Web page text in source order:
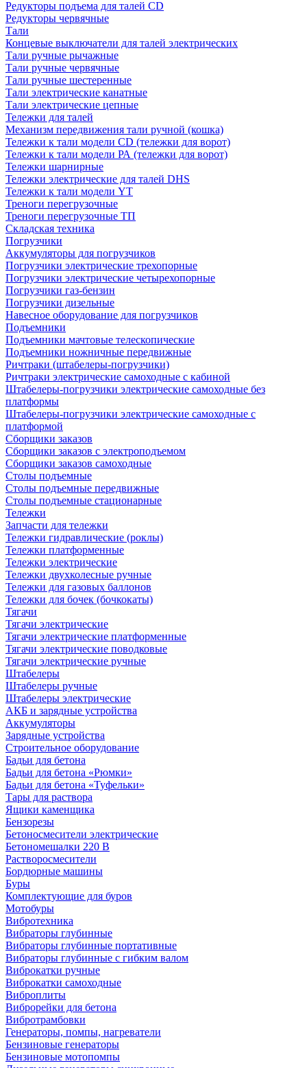
Редукторы подъема для талей CD
Редукторы червячные
Тали
Концевые выключатели для талей электрических
Тали ручные рычажные
Тали ручные червячные
Тали ручные шестеренные
Тали электрические канатные
Тали электрические цепные
Тележки для талей
Механизм передвижения тали ручной (кошка)
Тележки к тали модели CD (тележки для ворот)
Тележки к тали модели РА (тележки для ворот)
Тележки шарнирные
Тележки электрические для талей DHS
Тележки к тали модели YT
Треноги перегрузочные
Треноги перегрузочные ТП
Складская техника
Погрузчики
Аккумуляторы для погрузчиков
Погрузчики электрические трехопорные
Погрузчики электрические четырехопорные
Погрузчики газ-бензин
Погрузчики дизельные
Навесное оборудование для погрузчиков
Подъемники
Подъемники мачтовые телескопические
Подъемники ножничные передвижные
Ричтраки (штабелеры-погрузчики)
Ричтраки электрические самоходные с кабиной
Штабелеры-погрузчики электрические самоходные без
платформы
Штабелеры-погрузчики электрические самоходные с
платформой
Сборщики заказов
Сборщики заказов с электроподъемом
Сборщики заказов самоходные
Столы подъемные
Столы подъемные передвижные
Столы подъемные стационарные
Тележки
Запчасти для тележки
Тележки гидравлические (роклы)
Тележки платформенные
Тележки электрические
Тележки двухколесные ручные
Тележки для газовых баллонов
Тележки для бочек (бочкокаты)
Тягачи
Тягачи электрические
Тягачи электрические платформенные
Тягачи электрические поводковые
Тягачи электрические ручные
Штабелеры
Штабелеры ручные
Штабелеры электрические
АКБ и зарядные устройства
Аккумуляторы
Зарядные устройства
Строительное оборудование
Бадьи для бетона
Бадьи для бетона «Рюмки»
Бадьи для бетона «Туфельки»
Тары для раствора
Ящики каменщика
Бензорезы
Бетоносмесители электрические
Бетономешалки 220 В
Растворосмесители
Бордюрные машины
Буры
Комплектующие для буров
Мотобуры
Вибротехника
Вибраторы глубинные
Вибраторы глубинные портативные
Вибраторы глубинные с гибким валом
Виброкатки ручные
Виброкатки самоходные
Виброплиты
Виброрейки для бетона
Вибротрамбовки
Генераторы, помпы, нагреватели
Бензиновые генераторы
Бензиновые мотопомпы